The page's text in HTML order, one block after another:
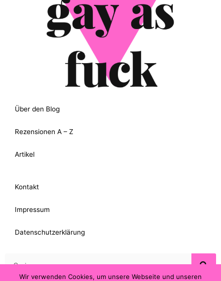
Über den Blog
Rezensionen A – Z
Artikel
Kontakt
Impressum
Datenschutzerklärung
Wir verwenden Cookies, um unsere Webseite und unseren